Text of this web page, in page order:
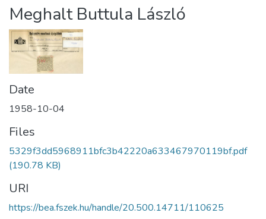
Statistics
About us
Meghalt Buttula László
Date
1958-10-04
Files
5329f3dd5968911bfc3b42220a633467970119bf.pdf
(190.78 KB)
URI
https://bea.fszek.hu/handle/20.500.14711/110625